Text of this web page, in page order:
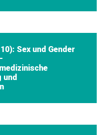
Sex und Gender
und